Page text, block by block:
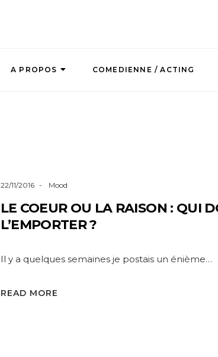
A PROPOS COMEDIENNE / ACTING
22/11/2016 Mood
LE COEUR OU LA RAISON : QUI
L’EMPORTER ?
Il y a quelques semaines je postais un énième…
READ MORE